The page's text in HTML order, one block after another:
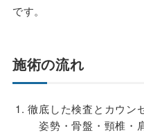
です。
施術の流れ
徹底した検査とカウン
姿勢・骨盤・頸椎・